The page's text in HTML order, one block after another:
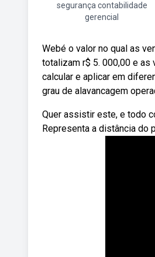
segurança contabilidade
gerencial
Webé o valor no qual as
totalizam r$ 5. 000,00 e as
calcular e aplicar em
grau de alavancagem
Quer assistir este, e todo
Representa a distância do